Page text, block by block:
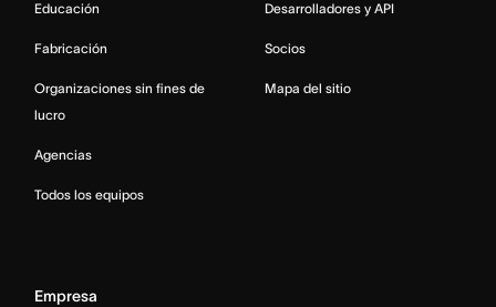
Educación
Fabricación
Organizaciones sin fines de
lucro
Agencias
Todos los equipos
Desarrolladores y API
Socios
Mapa del sitio
Empresa